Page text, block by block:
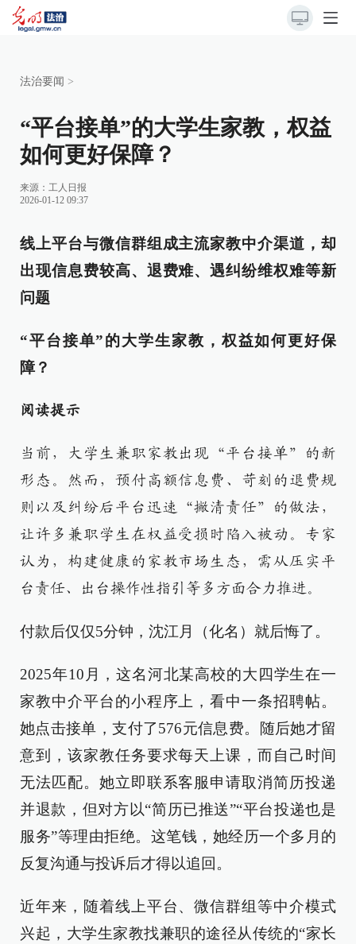
法治要闻 >
“平台接单”的大学生家教，权益
如何更好保障？
来源： 工人日报
2026-01-12 09:37
线上平台与微信群组成主流家教中介渠道，却
出现信息费较高、退费难、遇纠纷维权难等新
问题
“平台接单”的大学生家教，权益如何更好保
障？
阅读提示
当前，大学生兼职家教出现“平台接单”的新
形态。然而，预付高额信息费、苛刻的退费规
则以及纠纷后平台迅速“撇清责任”的做法，
让许多兼职学生在权益受损时陷入被动。专家
认为，构建健康的家教市场生态，需从压实平
台责任、出台操作性指引等多方面合力推进。
付款后仅仅5分钟，沈江月（化名）就后悔了。
2025年10月，这名河北某高校的大四学生在一
家教中介平台的小程序上，看中一条招聘帖。
她点击接单，支付了576元信息费。随后她才留
意到，该家教任务要求每天上课，而自己时间
无法匹配。她立即联系客服申请取消简历投递
并退款，但对方以“简历已推送”“平台投递也是
服务”等理由拒绝。这笔钱，她经历一个多月的
反复沟通与投诉后才得以追回。
近年来，随着线上平台、微信群组等中介模式
兴起，大学生家教找兼职的途径从传统的“家长